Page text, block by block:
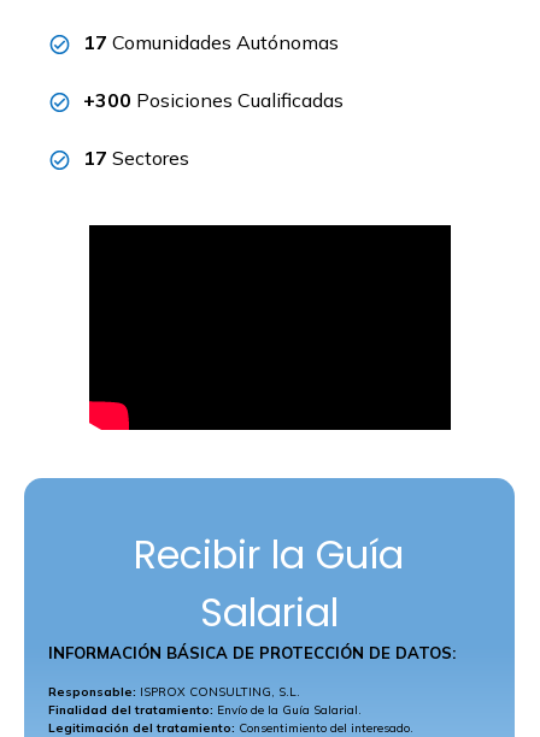
17 Comunidades Autónomas
+300 Posiciones Cualificadas
17 Sectores
Recibir la Guía
Salarial
INFORMACIÓN BÁSICA DE PROTECCIÓN DE DATOS:
Responsable: ISPROX CONSULTING, S.L.
Finalidad del tratamiento: Envío de la Guía Salarial.
Legitimación del tratamiento: Consentimiento del interesado.